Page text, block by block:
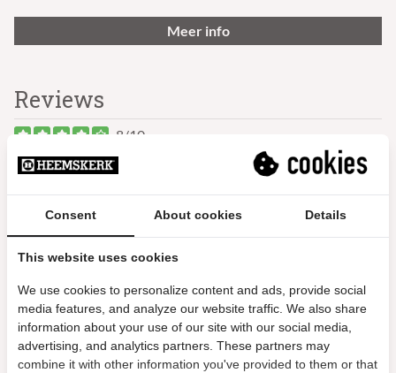
Meer info
Reviews
8/10
top
top
folkert | 7 november 2025
/10
Hans | 30 maart 2025
10/10
Heeft onze voorkeur.
Consent About cookies Details
This website uses cookies
We use cookies to personalize content and ads, provide social
media features, and analyze our website traffic. We also share
information about your use of our site with our social media,
advertising, and analytics partners. These partners may
combine it with other information you've provided to them or that